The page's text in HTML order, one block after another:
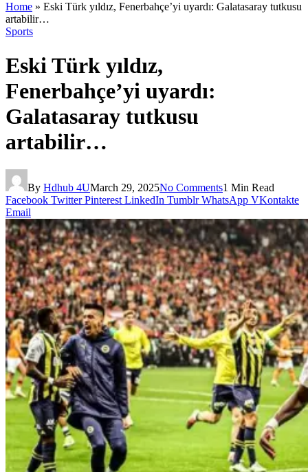
Home » Eski Türk yıldız, Fenerbahçe’yi uyardı: Galatasaray tutkusu
artabilir…
Sports
Eski Türk yıldız,
Fenerbahçe’yi uyardı:
Galatasaray tutkusu
artabilir…
By Hdhub 4UMarch 29, 2025No Comments1 Min Read
Facebook Twitter Pinterest LinkedIn Tumblr WhatsApp VKontakte
Email